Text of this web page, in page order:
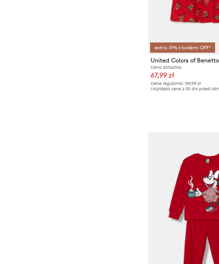
extra -5% z kodem: OFF*
United Colors of
Cena aktualna:
67,99 zł
Cena regularna: 159,99 zł
Najniższa cena z 30 dni przed